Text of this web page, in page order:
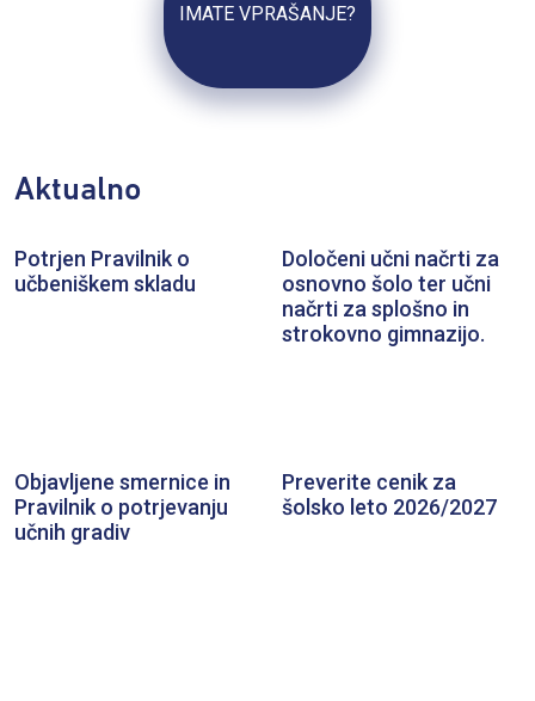
IMATE VPRAŠANJE?
Aktualno
Potrjen Pravilnik o
učbeniškem skladu
Določeni učni načrti za
osnovno šolo ter učni
načrti za splošno in
strokovno gimnazijo.
Objavljene smernice in
Pravilnik o potrjevanju
učnih gradiv
Preverite cenik za
šolsko leto 2026/2027